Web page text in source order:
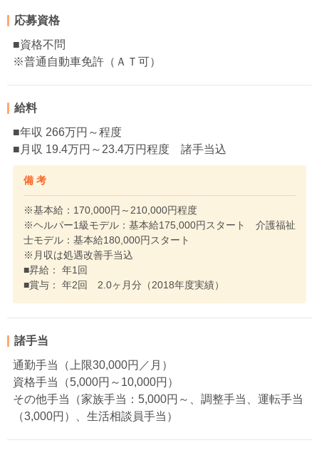
応募資格
■資格不問
※普通自動車免許（ＡＴ可）
給料
■年収 266万円～程度
■月収 19.4万円～23.4万円程度 諸手当込
備 考
※基本給：170,000円～210,000円程度
※ヘルパー1級モデル：基本給175,000円スタート 介護福祉
士モデル：基本給180,000円スタート
※月収は処遇改善手当込
■昇給： 年1回
■賞与： 年2回 2.0ヶ月分（2018年度実績）
諸手当
通勤手当（上限30,000円／月）
資格手当（5,000円～10,000円）
その他手当（家族手当：5,000円～、調整手当、運転手当
（3,000円）、生活相談員手当）